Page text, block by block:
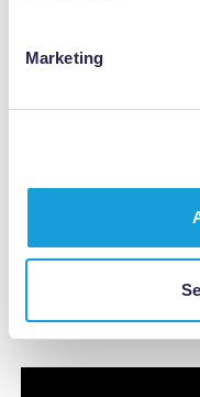
Marketing
Roy Teiken heeft mij
Ik voelde mij goed